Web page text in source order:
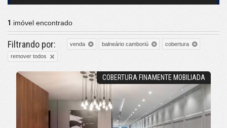
1 imóvel encontrado
Filtrando por: venda balneário camboriú
cobertura
remover todos
COBERTURA FINAMENTE MOBILIADA